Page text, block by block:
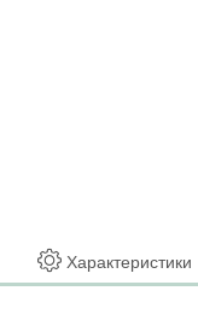
Характеристики